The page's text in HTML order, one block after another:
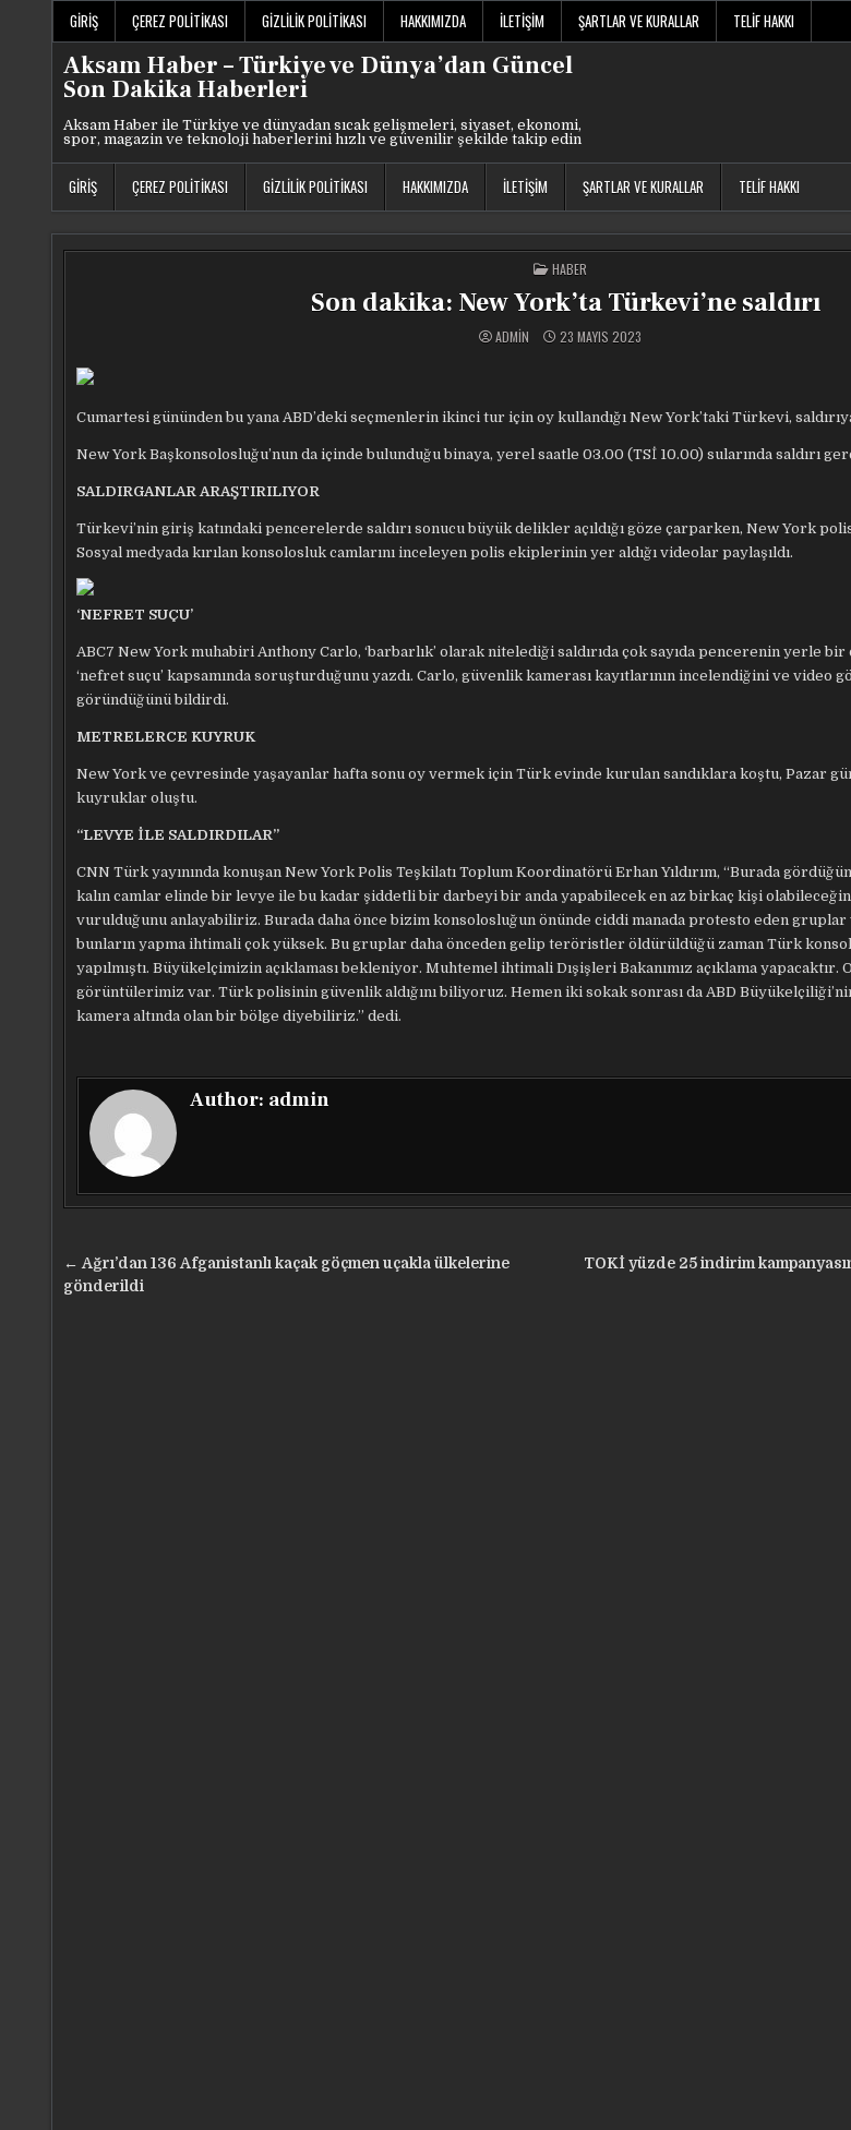
GIRIŞ ÇEREZ POLITIKASI GIZLILIK POLITIKASI HAKKIMIZDA İLETIŞIM ŞARTLAR VE KURALLAR TELIF HAKKI
Aksam Haber – Türkiye ve Dünya’dan Güncel
Son Dakika Haberleri
Aksam Haber ile Türkiye ve dünyadan sıcak gelişmeleri, siyaset, ekonomi,
spor, magazin ve teknoloji haberlerini hızlı ve güvenilir şekilde takip edin
GIRIŞ ÇEREZ POLITIKASI GIZLILIK POLITIKASI HAKKIMIZDA İLETIŞIM ŞARTLAR VE KURALLAR TELIF HAKKI
POSTED
IN
HABER
Son dakika: New York’ta Türkevi’ne saldırı
ADMIN 23 MAYIS 2023
Cumartesi gününden bu yana ABD’deki seçmenlerin ikinci tur için oy kullandığı New York’taki Türkevi,
New York Başkonsolosluğu’nun da içinde bulunduğu binaya, yerel saatle 03.00 (TSİ 10.00) sularında saldırı
SALDIRGANLAR ARAŞTIRILIYOR
Türkevi’nin giriş katındaki pencerelerde saldırı sonucu büyük delikler açıldığı göze çarparken, New York
Sosyal medyada kırılan konsolosluk camlarını inceleyen polis ekiplerinin yer aldığı videolar paylaşıldı.
‘NEFRET SUÇU’
ABC7 New York muhabiri Anthony Carlo, ‘barbarlık’ olarak nitelediği saldırıda çok sayıda pencerenin yerle
‘nefret suçu’ kapsamında soruşturduğunu yazdı. Carlo, güvenlik kamerası kayıtlarının incelendiğini ve video
göründüğünü bildirdi.
METRELERCE KUYRUK
New York ve çevresinde yaşayanlar hafta sonu oy vermek için Türk evinde kurulan sandıklara koştu, Pazar
kuyruklar oluştu.
“LEVYE İLE SALDIRDILAR”
CNN Türk yayınında konuşan New York Polis Teşkilatı Toplum Koordinatörü Erhan Yıldırım, “Burada
kalın camlar elinde bir levye ile bu kadar şiddetli bir darbeyi bir anda yapabilecek en az birkaç kişi
vurulduğunu anlayabiliriz. Burada daha önce bizim konsolosluğun önünde ciddi manada protesto eden gruplar
bunların yapma ihtimali çok yüksek. Bu gruplar daha önceden gelip teröristler öldürüldüğü zaman Türk
yapılmıştı. Büyükelçimizin açıklaması bekleniyor. Muhtemel ihtimali Dışişleri Bakanımız açıklama
görüntülerimiz var. Türk polisinin güvenlik aldığını biliyoruz. Hemen iki sokak sonrası da ABD
kamera altında olan bir bölge diyebiliriz.” dedi.
Author: admin
Yazı
gezinmesi
TOKİ yüzde 25 indirim
← Ağrı’dan 136 Afganistanlı kaçak göçmen uçakla ülkelerine
gönderildi